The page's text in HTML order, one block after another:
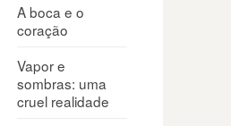
A boca e o
coração
Vapor e
sombras: uma
cruel realidade